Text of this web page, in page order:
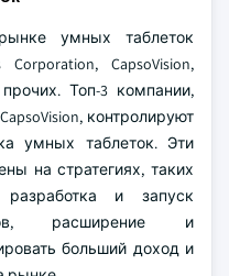
умных таблеток
CapsoVision,
прочих. Топ-3 компании,
контролируют
умных таблеток. Эти
на стратегиях, таких
и запуск
расширение и
больший доход и